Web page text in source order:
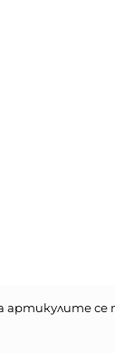
артикулите